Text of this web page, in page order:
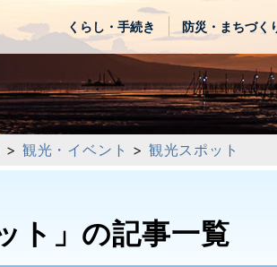
くらし・手続き 防災・まちづく
> 観光・イベント > 観光スポット
ト」の記事一覧